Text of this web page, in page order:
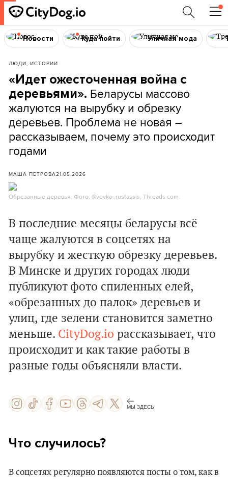
Новости Куда пойти Уличная мода
ЛЮДИ, ИСТОРИИ
«Идет ожесточенная война с
деревьями». Беларусы массово
жалуются на вырубку и обрезку
деревьев. Проблема не новая –
рассказываем, почему это происходит
годами
МАША ПЕТРОВА21.05.2026
Обрезанные деревья. Фото: @vovka_rustassis, Threads.com.
В последние месяцы беларусы всё
чаще жалуются в соцсетях на
вырубку и жесткую обрезку деревьев.
В Минске и других городах люди
публикуют фото спиленных елей,
«обрезанных до палок» деревьев и
улиц, где зелени становится заметно
меньше. CityDog.io рассказывает, что
происходит и как такие работы в
разные годы объясняли власти.
МЫ ЗДЕСЬ
Что случилось?
В соцсетях регулярно появляются посты о том, как в